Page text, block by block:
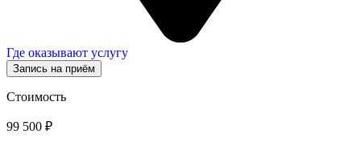
Где оказывают услугу
Запись на приём
Стоимость
99 500 ₽